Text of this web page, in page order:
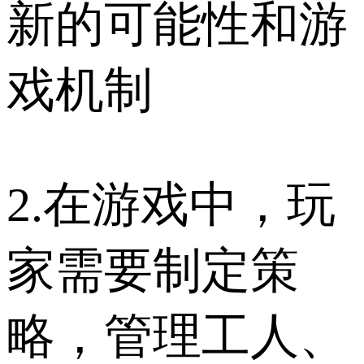
新的可能性和游
戏机制
2.在游戏中，玩
家需要制定策
略，管理工人、